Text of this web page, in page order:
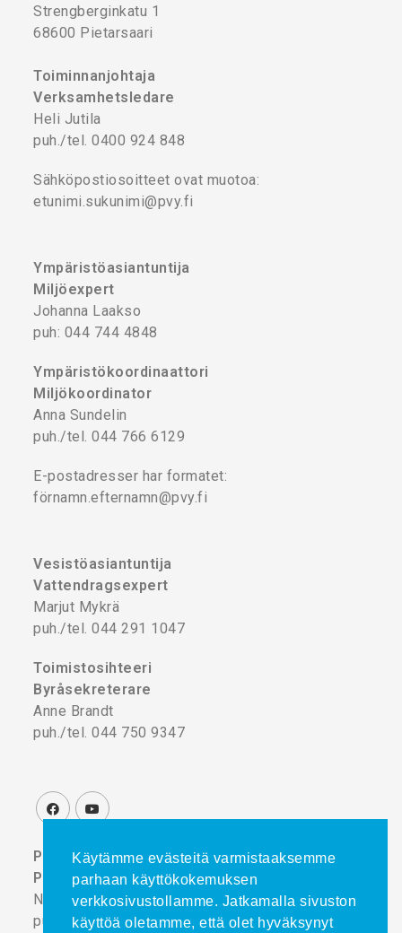
Strengberginkatu 1
68600 Pietarsaari
Toiminnanjohtaja
Verksamhetsledare
Heli Jutila
puh./tel. 0400 924 848
Sähköpostiosoitteet ovat muotoa:
etunimi.sukunimi@pvy.fi
Ympäristöasiantuntija
Miljöexpert
Johanna Laakso
puh: 044 744 4848
Ympäristökoordinaattori
Miljökoordinator
Anna Sundelin
puh./tel. 044 766 6129
E-postadresser har formatet:
förnamn.efternamn@pvy.fi
Vesistöasiantuntija
Vattendragsexpert
Marjut Mykrä
puh./tel. 044 291 1047
Toimistosihteeri
Byråsekreterare
Anne Brandt
puh./tel. 044 750 9347
Projektikoordinaattori
Projektkoordinator
Noora Turtinen
puh./tel. 044 777 8839
Käytämme evästeitä varmistaaksemme
parhaan käyttökokemuksen
verkkosivustollamme. Jatkamalla sivuston
käyttöä oletamme, että olet hyväksynyt